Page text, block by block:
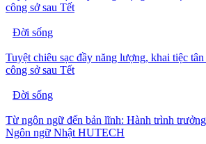
công sở sau Tết
Đời sống
Tuyệt chiêu sạc đầy năng lượng, khai tiệc
công sở sau Tết
Đời sống
Từ ngôn ngữ đến bản lĩnh: Hành trình
Ngôn ngữ Nhật HUTECH